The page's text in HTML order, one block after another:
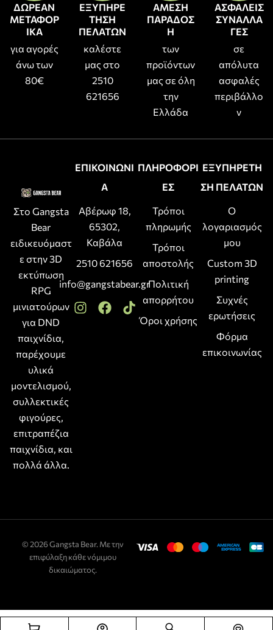
ΔΩΡΕΑΝ
ΜΕΤΑΦΟΡ
ΙΚΑ
για αγορές
άνω των
80€
ΕΞΥΠΗΡΕ
ΤΗΣΗ
ΠΕΛΑΤΩΝ
καλέστε
μας στο
2510
621656
ΑΜΕΣΗ
ΠΑΡΑΔΟΣ
Η
των
προϊόντων
μας σε όλη
την
Ελλάδα
ΑΣΦΑΛΕΙΣ
ΣΥΝΑΛΛΑ
ΓΕΣ
σε
απόλυτα
ασφαλές
περιβάλλο
ν
Στο Gangsta
Bear
ειδικευόμαστ
ε στην 3D
εκτύπωση
RPG
μινιατούρων
για DND
παιχνίδια,
παρέχουμε
υλικά
μοντελισμού,
συλλεκτικές
φιγούρες,
επιτραπέζια
παιχνίδια, και
πολλά άλλα.
ΕΠΙΚΟΙΝΩΝΙ
Α
Αβέρωφ 18,
65302,
Καβάλα
2510 621656
info@gangstabear.gr
ΠΛΗΡΟΦΟΡΙ
ΕΣ
Τρόποι
πληρωμής
Τρόποι
αποστολής
Πολιτική
απορρήτου
Όροι χρήσης
ΕΞΥΠΗΡΕΤΗ
ΣΗ ΠΕΛΑΤΩΝ
Ο
λογαριασμός
μου
Custom 3D
printing
Συχνές
ερωτήσεις
Φόρμα
επικοινωνίας
© 2026 Gangsta Bear. Με την
επιφύλαξη κάθε νόμιμου
δικαιώματος.